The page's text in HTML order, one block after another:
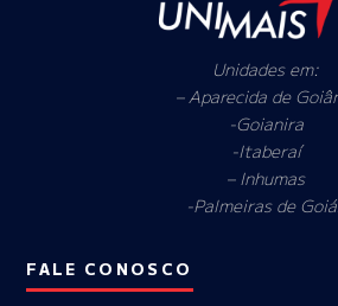
Unidades em:
– Aparecida de
-Goianira
-Itaberaí
– Inhumas
-Palmeiras de
FALE CONOSCO